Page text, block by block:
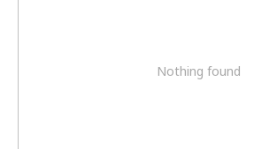
Nothing found